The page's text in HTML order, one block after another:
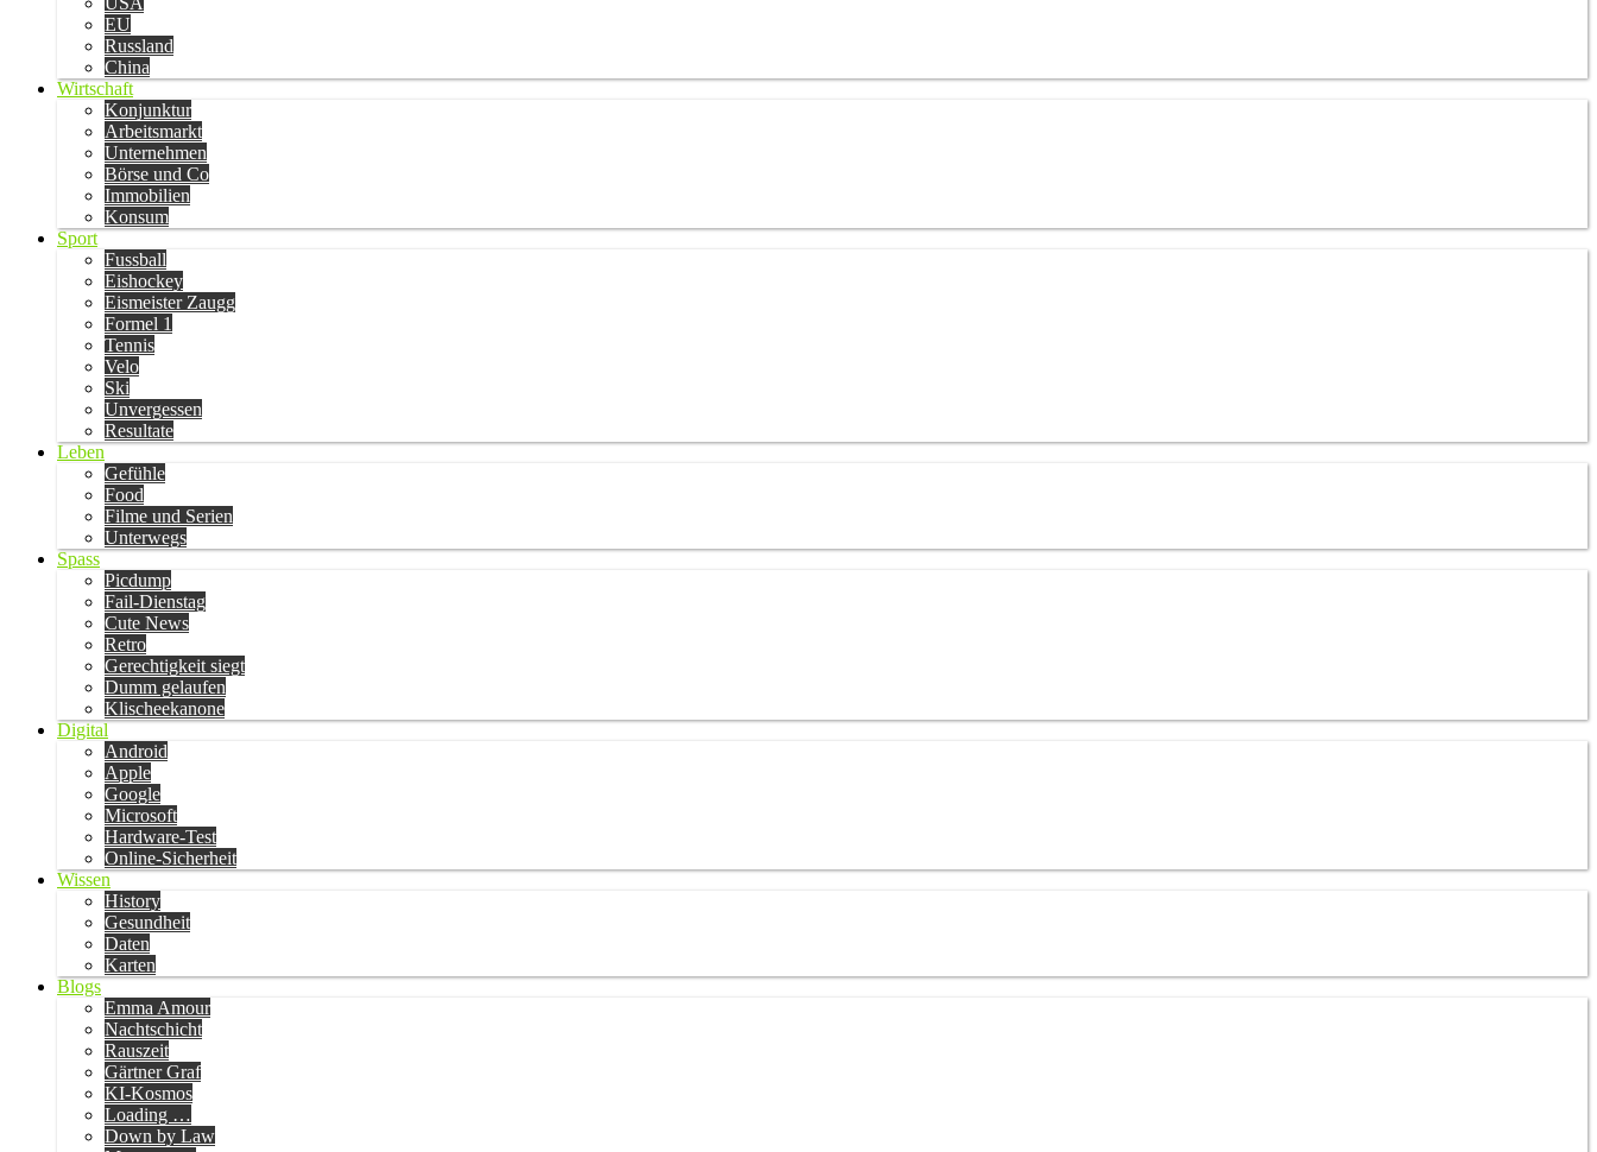
EU
Russland
China
Wirtschaft
Konjunktur
Arbeitsmarkt
Unternehmen
Börse und Co
Immobilien
Konsum
Sport
Fussball
Eishockey
Eismeister Zaugg
Formel 1
Tennis
Velo
Ski
Unvergessen
Resultate
Leben
Gefühle
Food
Filme und Serien
Unterwegs
Spass
Picdump
Fail-Dienstag
Cute News
Retro
Gerechtigkeit siegt
Dumm gelaufen
Klischeekanone
Digital
Android
Apple
Google
Microsoft
Hardware-Test
Online-Sicherheit
Wissen
History
Gesundheit
Daten
Karten
Blogs
Emma Amour
Nachtschicht
Rauszeit
Gärtner Graf
KI-Kosmos
Loading …
Down by Law